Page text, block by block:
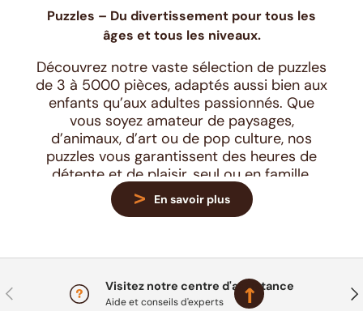
Puzzles – Du divertissement pour tous les
âges et tous les niveaux.
Découvrez notre vaste sélection de puzzles
de 3 à 5000 pièces, adaptés aussi bien aux
enfants qu’aux adultes passionnés. Que
vous soyez amateur de paysages,
d’animaux, d’art ou de pop culture, nos
puzzles vous garantissent des heures de
détente et de plaisir, seul ou en famille.
Disponibles en carton classique ou en bois
premium, nos modèles s’adressent à tous
collectionneur cherchant des défis
complexes. Les puzzles DracauGames sont
parfaits pour stimuler la concentration,
En savoir plus
Précédent Visitez notre centre d'assistance
Aide et conseils d'experts